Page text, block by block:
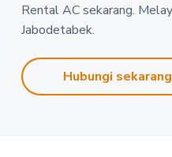
Rental AC sekarang.
Jabodetabek.
Hubungi sekarang